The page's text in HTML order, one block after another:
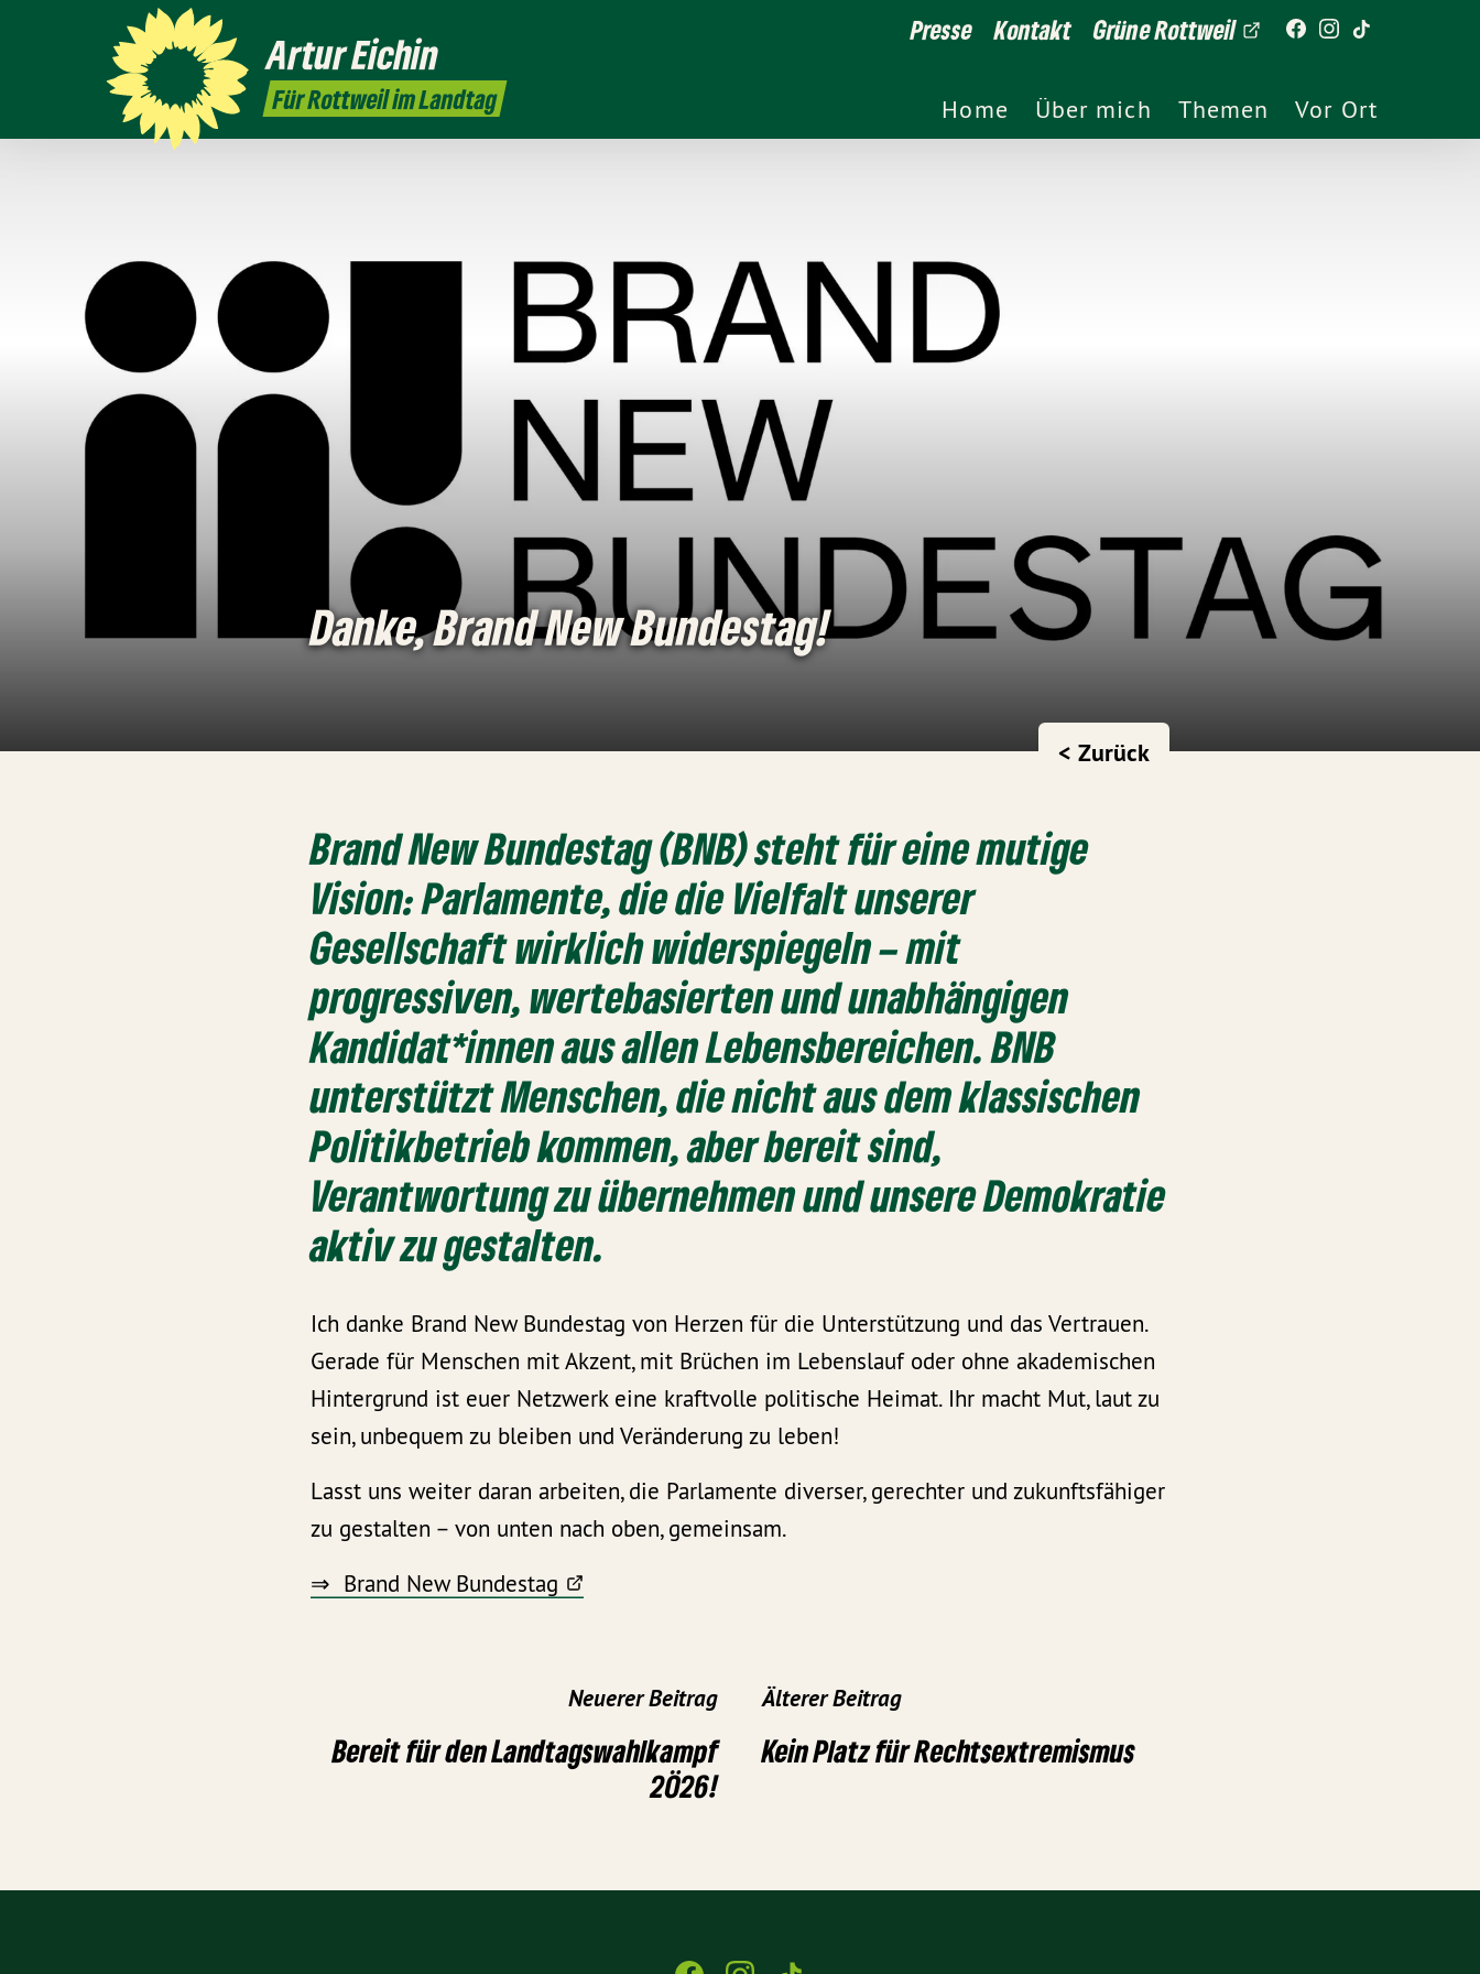
ArturEichin
Für Rottweil im Landtag
Presse Kontakt Grüne Rottweil
Home Über mich Themen Vor Ort
Danke, Brand New Bundestag!
< Zurück
Brand New Bundestag (BNB) steht für eine mutige
Vision: Parlamente, die die Vielfalt unserer
Gesellschaft wirklich widerspiegeln – mit
progressiven, wertebasierten und unabhängigen
Kandidat*innen aus allen Lebensbereichen. BNB
unterstützt Menschen, die nicht aus dem klassischen
Politikbetrieb kommen, aber bereit sind,
Verantwortung zu übernehmen und unsere Demokratie
aktiv zu gestalten.
Ich danke Brand New Bundestag von Herzen für die Unterstützung und das Vertrauen.
Gerade für Menschen mit Akzent, mit Brüchen im Lebenslauf oder ohne akademischen
Hintergrund ist euer Netzwerk eine kraftvolle politische Heimat. Ihr macht Mut, laut zu
sein, unbequem zu bleiben und Veränderung zu leben!
Lasst uns weiter daran arbeiten, die Parlamente diverser, gerechter und zukunftsfähiger
zu gestalten – von unten nach oben, gemeinsam.
⇒ Brand New Bundestag
Neuerer Beitrag
Bereit für den Landtagswahlkampf
2Ö26!
Älterer Beitrag
Kein Platz für Rechtsextremismus